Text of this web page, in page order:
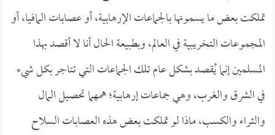
تملكت بعض ما يسمونها بالجماعات الإرهابية، أو عصابات المافيا، أو
المجموعات التخريبية في العالم، وبطبيعة الحال أنا لا أقصد بهذا
المسلمين إنما يُقصد بشكل عام تلك الجماعات التي تتاجر بكل شيء
في الشرق والغرب، وهي جماعات إرهابية؛ همهما تحصيل المال
والثراء والكسب، ماذا لو تملكت بعض هذه العصابات السلاح